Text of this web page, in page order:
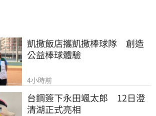
凱撒飯店攜凱撒棒球隊　創造
公益棒球體驗
4小時前
台鋼簽下永田颯太郎　12日澄
清湖正式亮相